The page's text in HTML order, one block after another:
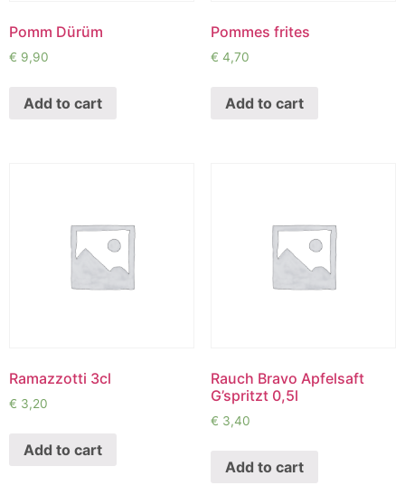
Pomm Dürüm
€ 9,90
Add to cart
Pommes frites
€ 4,70
Add to cart
Ramazzotti 3cl
€ 3,20
Add to cart
Rauch Bravo Apfelsaft
G’spritzt 0,5l
€ 3,40
Add to cart